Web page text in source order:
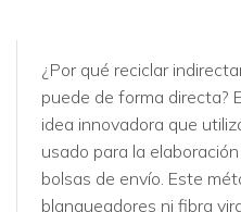
¿Por qué reciclar
puede de forma directa?
idea innovadora que
usado para la
bolsas de envío. Este
blanqueadores ni fibra